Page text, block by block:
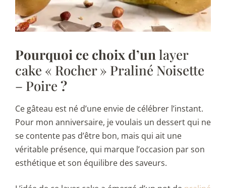
Pourquoi ce choix d’un layer
cake « Rocher » Praliné Noisette
– Poire ?
Ce gâteau est né d’une envie de célébrer l’instant.
Pour mon anniversaire, je voulais un dessert qui ne
se contente pas d’être bon, mais qui ait une
véritable présence, qui marque l’occasion par son
esthétique et son équilibre des saveurs.